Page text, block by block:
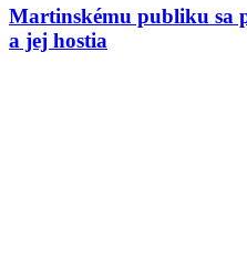
Martinskému publiku sa
a jej hostia